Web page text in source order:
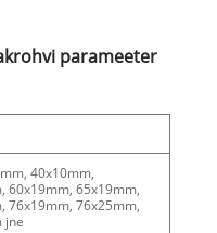
parameeter
40x10mm,
60x19mm, 65x19mm,
76x19mm, 76x25mm,
jne